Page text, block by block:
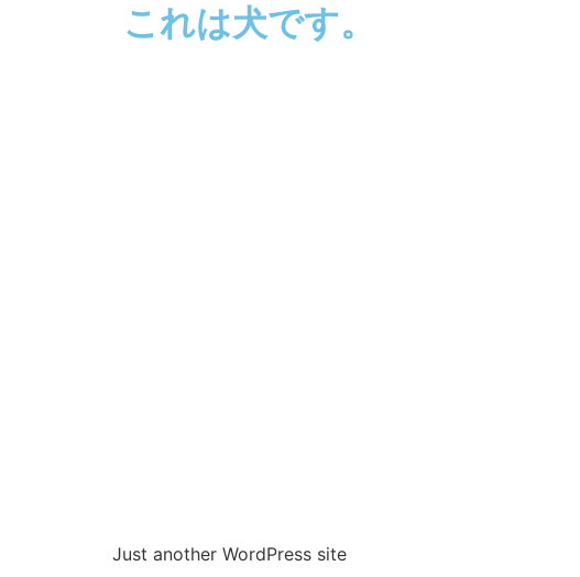
これは犬です。
Just another WordPress site